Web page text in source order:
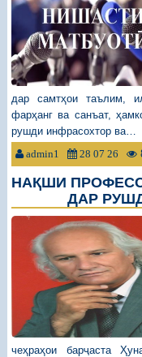
дар самтҳои таълим,
фарҳанг ва санъат,
рушди инфрасохтор ва…
admin1 28 07 26
НАҚШИ
ДАР
чеҳраҳои барҷаста